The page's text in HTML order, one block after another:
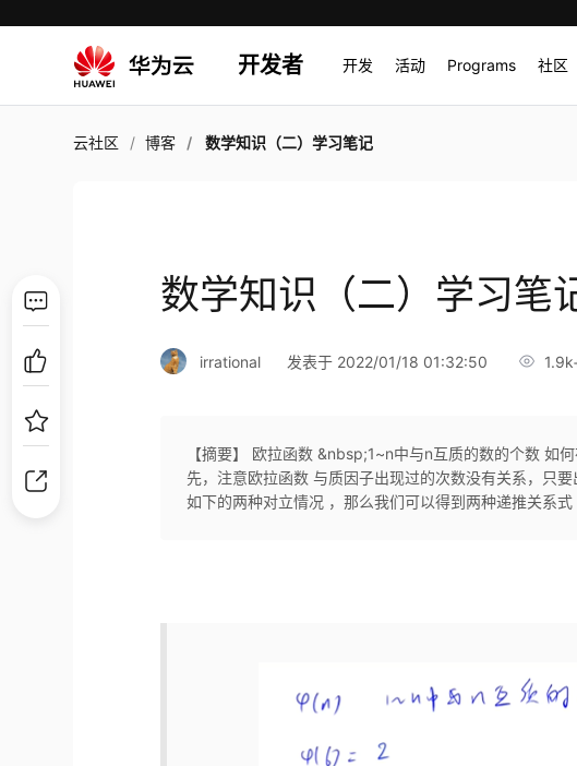
开发者 开发 活动 Programs 社区
云社区 博客 数学知识（二）学习笔记
数学知识（二）学习笔
irrational 发表于 2022/01/18 01:32:50
【摘要】 欧拉函数 &nbsp;1~n中与n互质的数的个数 如
先，注意欧拉函数 与质因子出现过的次数没有关系，只
如下的两种对立情况 ，那么我们可以得到两种递推关系式